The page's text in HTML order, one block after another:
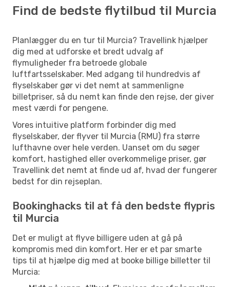
Murcia - Las Palmas
Find de bedste flytilbud til Murcia
Planlægger du en tur til Murcia? Travellink hjælper
dig med at udforske et bredt udvalg af
flymuligheder fra betroede globale
luftfartsselskaber. Med adgang til hundredvis af
flyselskaber gør vi det nemt at sammenligne
billetpriser, så du nemt kan finde den rejse, der giver
mest værdi for pengene.
Vores intuitive platform forbinder dig med
flyselskaber, der flyver til Murcia (RMU) fra større
lufthavne over hele verden. Uanset om du søger
komfort, hastighed eller overkommelige priser, gør
Travellink det nemt at finde ud af, hvad der fungerer
bedst for din rejseplan.
Bookinghacks til at få den bedste flypris
til Murcia
Det er muligt at flyve billigere uden at gå på
kompromis med din komfort. Her er et par smarte
tips til at hjælpe dig med at booke billige billetter til
Murcia: